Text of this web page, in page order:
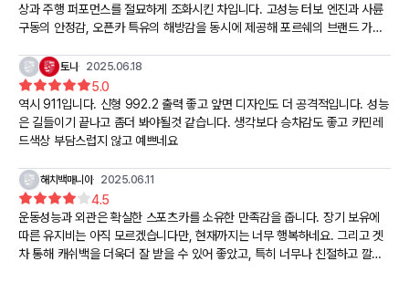
상과 주행 퍼포먼스를 절묘하게 조화시킨 차입니다. 고성능 터보 엔진과 사륜
구동의 안정감, 오픈카 특유의 해방감을 동시에 제공해 포르쉐의 브랜드 가치
드라이버 중심의 완성도가 돋보입니다.
토나 2025.06.18
5.0
역시 911입니다. 신형 992.2 출력 좋고 앞면 디자인도 더 공격적입니다. 성능
은 길들이기 끝나고 좀더 봐야될것 같습니다. 생각보다 승차감도 좋고 카민레
드색상 부담스럽지 않고 예쁘네요
해치백매니아 2025.06.11
4.5
운동성능과 외관은 확실한 스포츠카를 소유한 만족감을 줍니다. 장기 보유에
따른 유지비는 아직 모르겠습니다만, 현재까지는 너무 행복하네요. 그리고 겟
차 통해 캐쉬백을 더욱더 잘 받을 수 있어 좋았고, 특히 너무나 친절하고 깔끔